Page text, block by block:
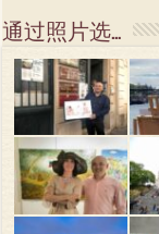
通过照片选…